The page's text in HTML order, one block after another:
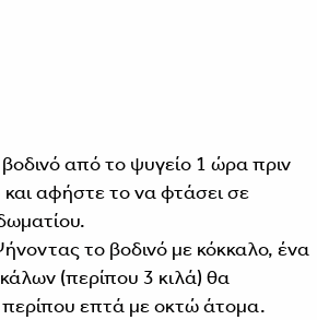
από το ψυγείο 1 ώρα πριν
αφήστε το να φτάσει σε
το βοδινό με κόκκαλο, ένα
(περίπου 3 κιλά) θα
επτά με οκτώ άτομα.